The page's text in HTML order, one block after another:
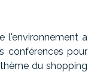
l'environnement a
conférences pour
du shopping